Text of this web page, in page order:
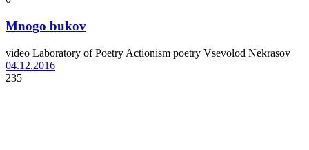
Mnogo bukov
video Laboratory of Poetry Actionism poetry Vsevolod Nekrasov
04.12.2016
235